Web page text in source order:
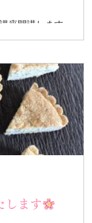
座開講します
ケーキなども予
します